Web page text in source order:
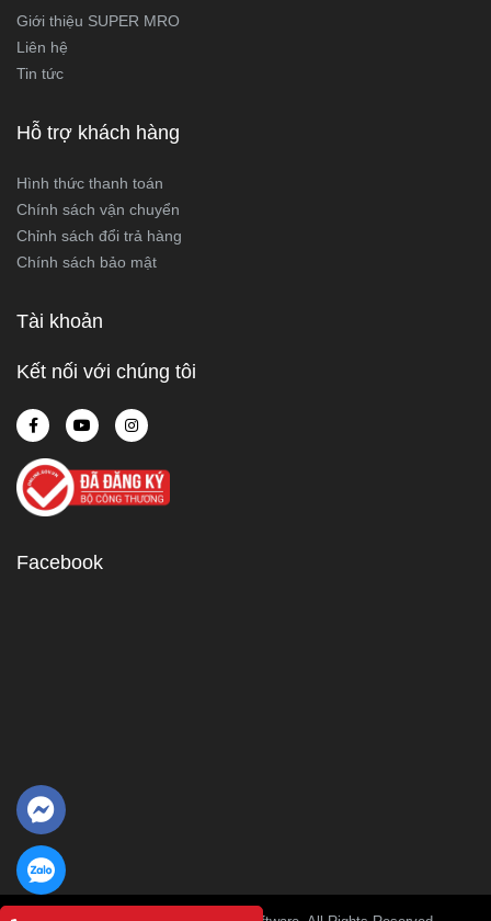
Giới thiệu SUPER MRO
Liên hệ
Tin tức
Hỗ trợ khách hàng
Hình thức thanh toán
Chính sách vận chuyển
Chỉnh sách đổi trả hàng
Chính sách bảo mật
Tài khoản
Kết nối với chúng tôi
Facebook